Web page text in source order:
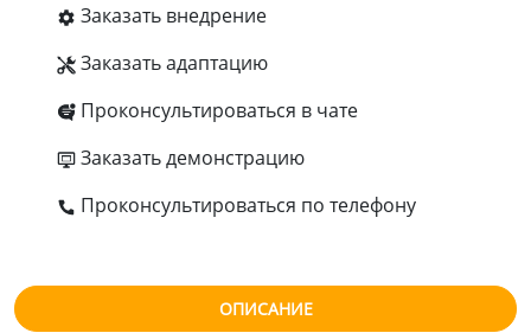
Заказать внедрение
Заказать адаптацию
Проконсультироваться в чате
Заказать демонстрацию
Проконсультироваться по телефону
ОПИСАНИЕ